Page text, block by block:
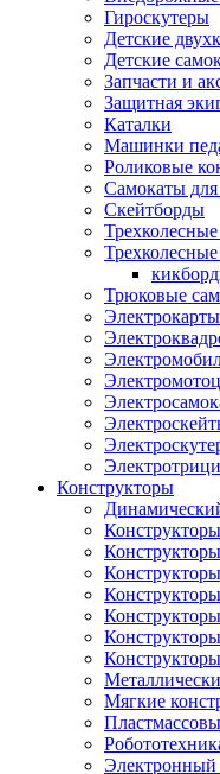
Гироскутеры
Детские
Детские
Запчасти и
Защитная
Каталки
Машинки
Роликовые
Самокаты
Скейтборды
Трюковые
Электрокарты
Конструкторы
Мягкие
Электронный